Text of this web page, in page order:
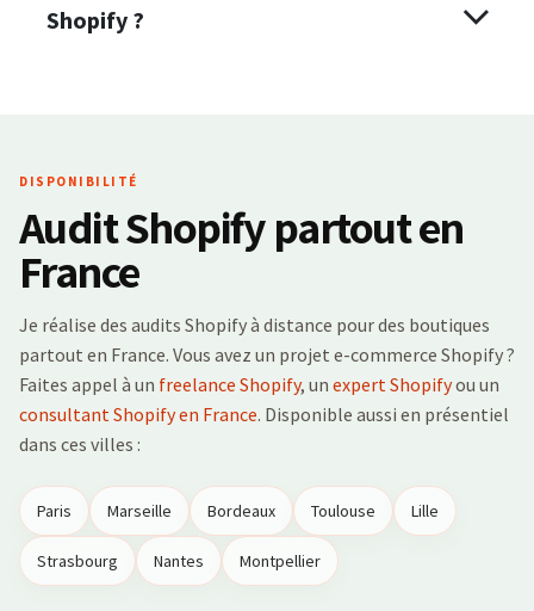
Shopify ?
DISPONIBILITÉ
Audit Shopify partout en
France
Je réalise des audits Shopify à distance pour des boutiques
partout en France. Vous avez un projet e-commerce Shopify ?
Faites appel à un freelance Shopify, un expert Shopifyou un
consultant Shopify en France. Disponible aussi en présentiel
dans ces villes :
Paris Marseille Bordeaux Toulouse Lille
Strasbourg Nantes Montpellier